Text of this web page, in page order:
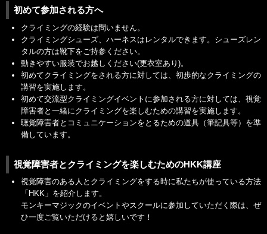
初めて参加される方へ
クライミングの経験は問いません。
クライミングシューズ、ハーネスはレンタルできます。シューズレン
タルの方は靴下をご持参ください。
動きやすい服装でお越しください(更衣室あり)。
初めてクライミングをされる方に対しては、初歩的なクライミングの
講習を実施します。
初めて交流型クライミングイベントに参加される方に対しては、視覚
障害者と一緒にクライミングを楽しむための講習を実施します。
聴覚障害者とコミュニケーションをとるための道具（筆記具等）を準
備しています。
視覚障害者とクライミングを楽しむためのHKK講座
視覚障害のある人とクライミングをする時に私たちが使っている方法
「HKK」を紹介します。
モンキーマジックのイベントやスクールに参加していただく際は、ぜ
ひ一度ご覧いただけると嬉しいです！